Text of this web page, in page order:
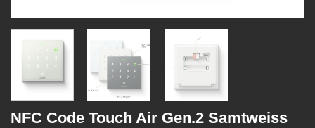
NFC Code Touch Air Gen.2 Samtweiss